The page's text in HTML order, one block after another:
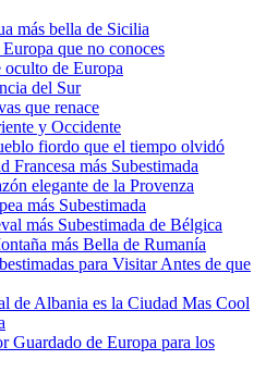
más bella de Sicilia
que no conoces
oculto de Europa
del Sur
que renace
y Occidente
fiordo que el tiempo olvidó
Francesa más Subestimada
elegante de la Provenza
más Subestimada
más Subestimada de Bélgica
más Bella de Rumanía
para Visitar Antes de que
de Albania es la Ciudad Mas Cool
Guardado de Europa para los